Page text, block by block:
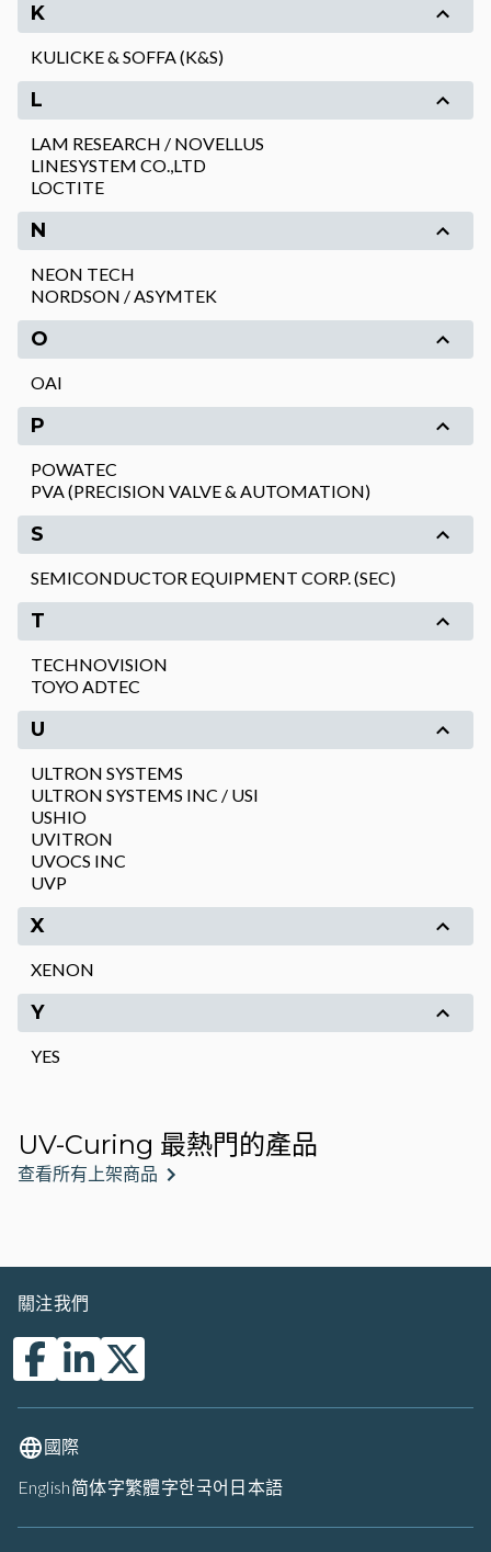
K
KULICKE & SOFFA (K&S)
L
LAM RESEARCH / NOVELLUS
LINESYSTEM CO.,LTD
LOCTITE
N
NEON TECH
NORDSON / ASYMTEK
O
OAI
P
POWATEC
PVA (PRECISION VALVE & AUTOMATION)
S
SEMICONDUCTOR EQUIPMENT CORP. (SEC)
T
TECHNOVISION
TOYO ADTEC
U
ULTRON SYSTEMS
ULTRON SYSTEMS INC / USI
USHIO
UVITRON
UVOCS INC
UVP
X
XENON
Y
YES
UV-Curing 最熱門的產品
查看所有上架商品
關注我們
國際
English简体字繁體字한국어 日本語